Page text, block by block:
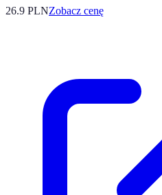
26.9 PLNZobacz cenę